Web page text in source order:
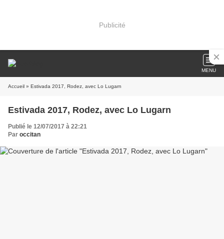
Publicité
MENU
Accueil » Estivada 2017, Rodez, avec Lo Lugarn
Estivada 2017, Rodez, avec Lo Lugarn
Publié le 12/07/2017 à 22:21
Par occitan